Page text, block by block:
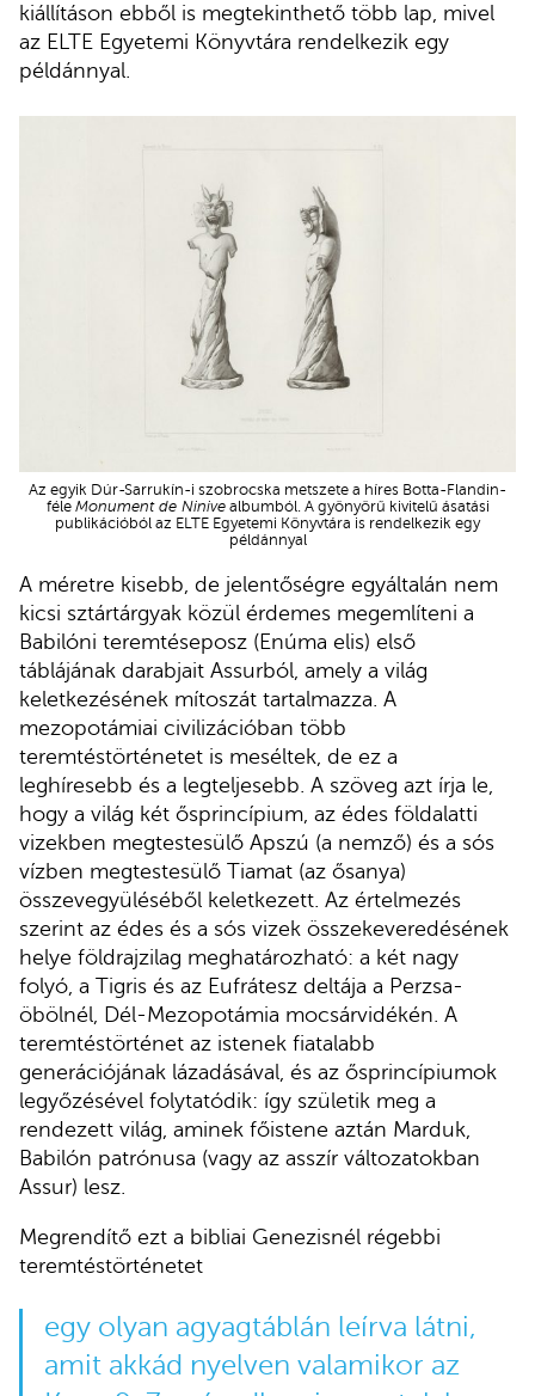
kiállításon ebből is megtekinthető több lap, mivel
az ELTE Egyetemi Könyvtára rendelkezik egy
példánnyal.
Az egyik Dúr-Sarrukín-i szobrocska metszete a híres Botta-Flandin-
féle Monument de Ninivealbumból. A gyönyörű kivitelű ásatási
publikációból az ELTE Egyetemi Könyvtára is rendelkezik egy
példánnyal
A méretre kisebb, de jelentőségre egyáltalán nem
kicsi sztártárgyak közül érdemes megemlíteni a
Babilóni teremtéseposz (Enúma elis) első
táblájának darabjait Assurból, amely a világ
keletkezésének mítoszát tartalmazza. A
mezopotámiai civilizációban több
teremtéstörténetet is meséltek, de ez a
leghíresebb és a legteljesebb. A szöveg azt írja le,
hogy a világ két ősprincípium, az édes földalatti
vizekben megtestesülő Apszú (a nemző) és a sós
vízben megtestesülő Tiamat (az ősanya)
összevegyüléséből keletkezett. Az értelmezés
szerint az édes és a sós vizek összekeveredésének
helye földrajzilag meghatározható: a két nagy
folyó, a Tigris és az Eufrátesz deltája a Perzsa-
öbölnél, Dél-Mezopotámia mocsárvidékén. A
teremtéstörténet az istenek fiatalabb
generációjának lázadásával, és az ősprincípiumok
legyőzésével folytatódik: így születik meg a
rendezett világ, aminek főistene aztán Marduk,
Babilón patrónusa (vagy az asszír változatokban
Assur) lesz.
Megrendítő ezt a bibliai Genezisnél régebbi
teremtéstörténetet
egy olyan agyagtáblán leírva látni,
amit akkád nyelven valamikor az